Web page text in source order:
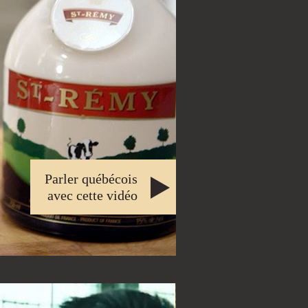
Parler québécois
avec cette vidéo